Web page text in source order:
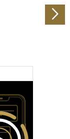
der Dienste